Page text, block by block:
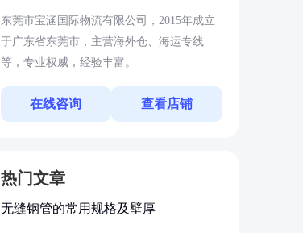
东莞市宝涵国际物流有限公司，2015年成立
于广东省东莞市，主营海外仓、海运专线
等，专业权威，经验丰富。
在线咨询 查看店铺
热门文章
无缝钢管的常用规格及壁厚